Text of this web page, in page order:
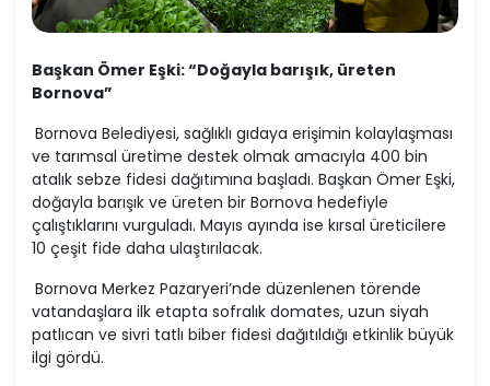
Başkan Ömer Eşki: “Doğayla barışık, üreten
Bornova”
Bornova Belediyesi, sağlıklı gıdaya erişimin kolaylaşması
ve tarımsal üretime destek olmak amacıyla 400 bin
atalık sebze fidesi dağıtımına başladı. Başkan Ömer Eşki,
doğayla barışık ve üreten bir Bornova hedefiyle
çalıştıklarını vurguladı. Mayıs ayında ise kırsal üreticilere
10 çeşit fide daha ulaştırılacak.
Bornova Merkez Pazaryeri’nde düzenlenen törende
vatandaşlara ilk etapta sofralık domates, uzun siyah
patlıcan ve sivri tatlı biber fidesi dağıtıldığı etkinlik büyük
ilgi gördü.